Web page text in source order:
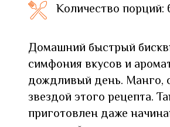
Количество порций:
Домашний быстрый
симфония вкусов и
дождливый день. Манго,
звездой этого рецепта.
приготовлен даже